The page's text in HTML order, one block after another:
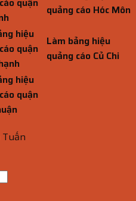
quảng cáo Hóc Môn
hiệu
quận
Làm bảng hiệu
quảng cáo Củ Chi
hiệu
quận